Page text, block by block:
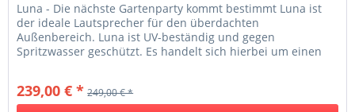
Luna - Die nächste Gartenparty kommt bestimmt Luna ist
der ideale Lautsprecher für den überdachten
Außenbereich. Luna ist UV-beständig und gegen
Spritzwasser geschützt. Es handelt sich hierbei um einen
239,00 € * 249,00 € *